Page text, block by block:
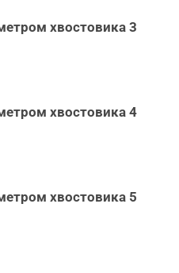
хвостовика 3
хвостовика 4
хвостовика 5